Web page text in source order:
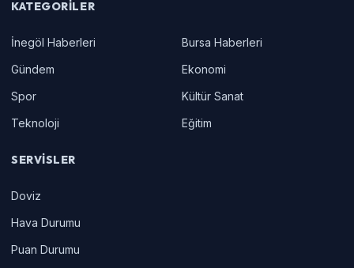
KATEGORILER
İnegöl Haberleri
Bursa Haberleri
Gündem
Ekonomi
Spor
Kültür Sanat
Teknoloji
Eğitim
SERVISLER
Doviz
Hava Durumu
Puan Durumu